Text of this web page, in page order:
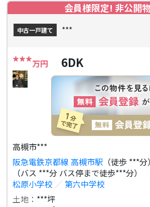
会員様限定! 非公開
中古一戸建て ***
***万円 6DK
高槻市***
阪急電鉄京都線 高槻市駅 （徒歩 ***分）
（バス ***分 バス停まで徒歩***分）
松原小学校 ／ 第六中学校
土地： ***坪